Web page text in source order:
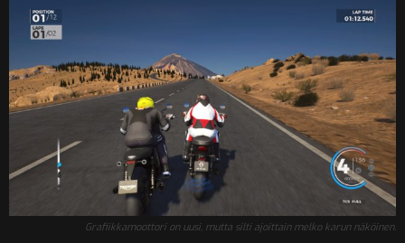
Grafiikkamoottori on uusi, mutta silti ajoittain melko karun näköinen.